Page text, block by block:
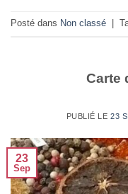
Posté dans Non classé
Carte
PUBLIÉ LE23
23
Sep